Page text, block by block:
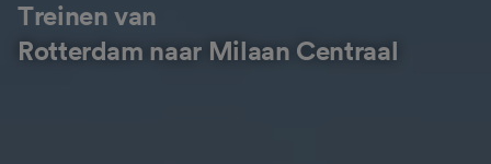
Treinen van
Rotterdam naar Milaan Centraal